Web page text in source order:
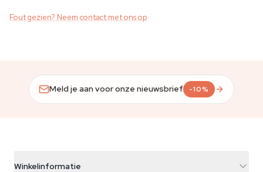
Fout gezien? Neem contact met ons op
Meld je aan voor onze nieuwsbrief -10%
Winkelinformatie